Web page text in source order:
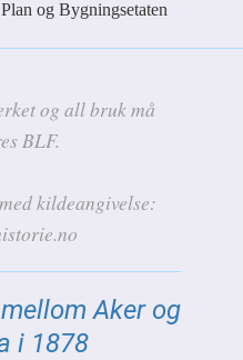
og Bygningsetaten
og all bruk må
BLF.
kildeangivelse:
Aker og
i 1878